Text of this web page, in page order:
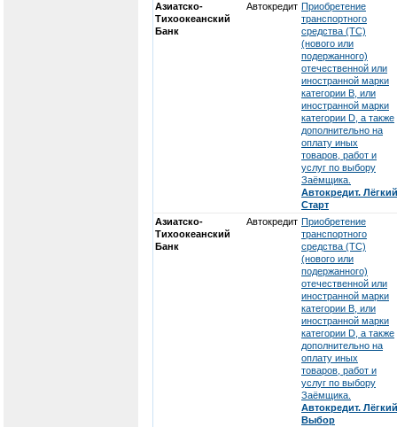
Азиатско-
Тихоокеанский
Банк
Автокредит Приобретение
транспортного
средства (ТС)
(нового или
подержанного)
отечественной или
иностранной марки
категории В, или
иностранной марки
категории D, а также
дополнительно на
оплату иных
товаров, работ и
услуг по выбору
Заёмщика.
Автокредит. Лёгкий
Старт
Азиатско-
Тихоокеанский
Банк
Автокредит Приобретение
транспортного
средства (ТС)
(нового или
подержанного)
отечественной или
иностранной марки
категории В, или
иностранной марки
категории D, а также
дополнительно на
оплату иных
товаров, работ и
услуг по выбору
Заёмщика.
Автокредит. Лёгкий
Выбор